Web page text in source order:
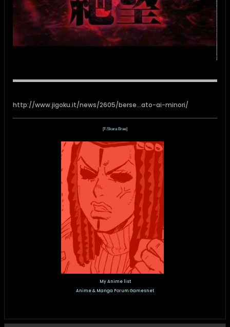
http://www.jigoku.it/news/2605/berse...ato-ai-minori/
[F.Skara Brae]
My Anime list
Anime & Manga Forum Gamesnet